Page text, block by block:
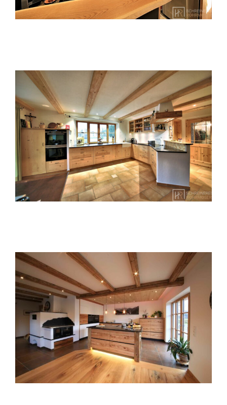
Küche mit Bordeauxroten Glasflächen
Küche im alpenländischen Stil